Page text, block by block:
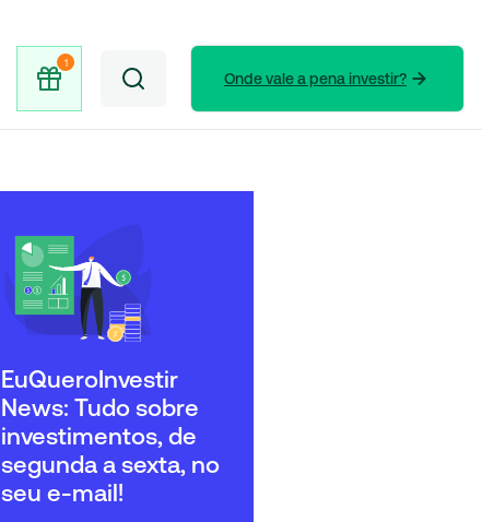
Onde vale a pena investir?
EuQueroInvestir
News: Tudo sobre
investimentos, de
segunda a sexta, no
seu e-mail!